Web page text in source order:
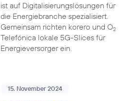
ist auf Digitalisierungslösungen für
die Energiebranche spezialisiert.
Gemeinsam richten korero und O2
Telefónica lokale 5G-Slices für
Energieversorger ein.
15. November 2024